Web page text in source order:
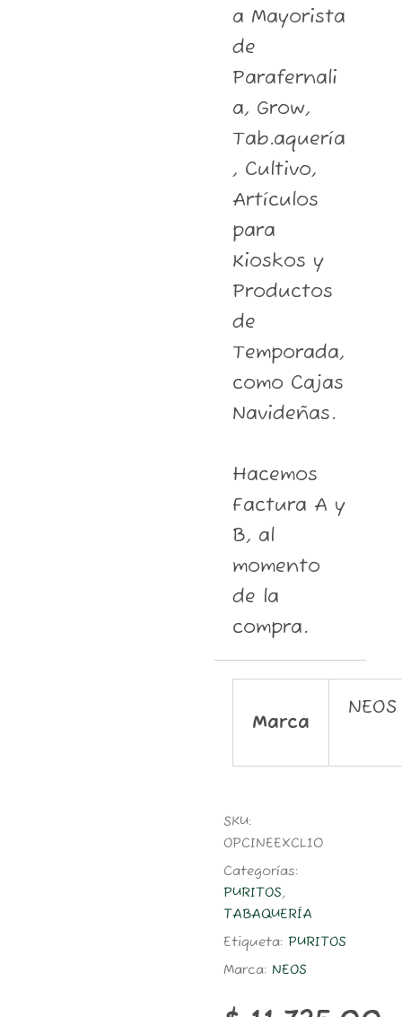
a Mayorista
de
Parafernali
a, Grow,
Tab.aquería
, Cultivo,
Artículos
para
Kioskos y
Productos
de
Temporada,
como Cajas
Navideñas.
Hacemos
Factura A y
B, al
momento
de la
compra.
Marca
NEOS
SKU:
OPCINEEXCL10
Categorías:
PURITOS,
TABAQUERÍA
Etiqueta:PURITOS
Marca:NEOS